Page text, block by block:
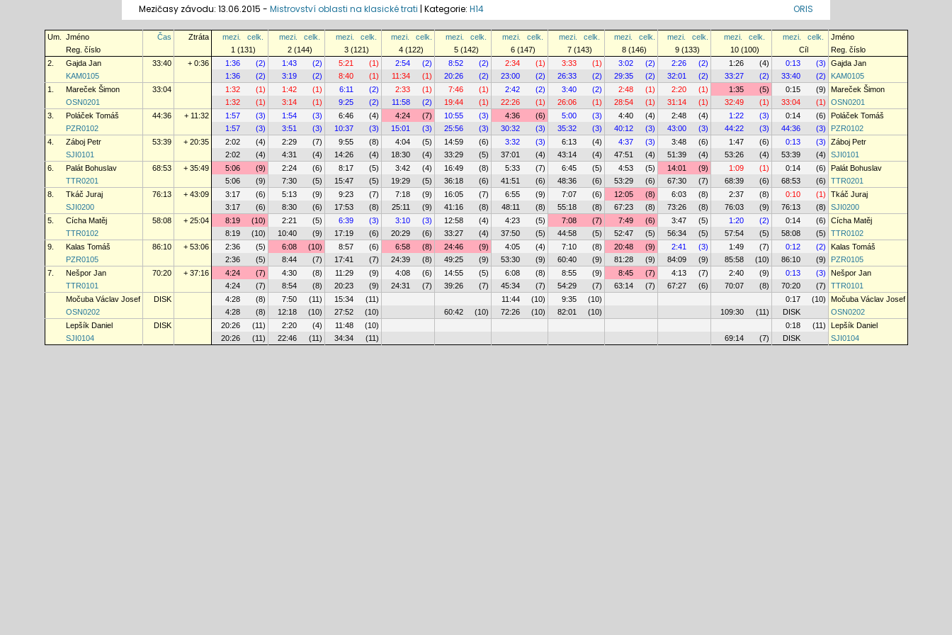
Mezičasy závodu: 13.06.2015 - Mistrovství oblasti na klasické trati | Kategorie: H14 ORIS
Um. Jméno Čas Ztráta mezi. celk. mezi. celk. mezi. celk. mezi. celk. mezi. celk. mezi. celk. mezi. celk. mezi. celk. mezi. celk. mezi. celk. mezi. celk.
Jméno
Reg. číslo
1 (131) 2 (144) 3 (121) 4 (122) 5 (142) 6 (147) 7 (143) 8 (146) 9 (133) 10 (100) Cíl
Reg. číslo
2.
Gajda Jan 33:40 + 0:36 1:36 (2) 1:43 (2) 5:21 (1) 2:54 (2) 8:52 (2) 2:34 (1) 3:33 (1) 3:02 (2) 2:26 (2) 1:26 (4) 0:13 (3)
Gajda Jan
KAM0105
1:36 (2) 3:19 (2) 8:40 (1) 11:34 (1) 20:26 (2) 23:00 (2) 26:33 (2) 29:35 (2) 32:01 (2) 33:27 (2) 33:40 (2)
KAM0105
1.
Mareček Šimon 33:04 1:32 (1) 1:42 (1) 6:11 (2) 2:33 (1) 7:46 (1) 2:42 (2) 3:40 (2) 2:48 (1) 2:20 (1) 1:35 (5) 0:15 (9)
Mareček Šimon
OSN0201
1:32 (1) 3:14 (1) 9:25 (2) 11:58 (2) 19:44 (1) 22:26 (1) 26:06 (1) 28:54 (1) 31:14 (1) 32:49 (1) 33:04 (1)
OSN0201
3.
Poláček Tomáš 44:36 + 11:32 1:57 (3) 1:54 (3) 6:46 (4) 4:24 (7) 10:55 (3) 4:36 (6) 5:00 (3) 4:40 (4) 2:48 (4) 1:22 (3) 0:14 (6)
Poláček Tomáš
PZR0102
1:57 (3) 3:51 (3) 10:37 (3) 15:01 (3) 25:56 (3) 30:32 (3) 35:32 (3) 40:12 (3) 43:00 (3) 44:22 (3) 44:36 (3)
PZR0102
4.
Záboj Petr 53:39 + 20:35 2:02 (4) 2:29 (7) 9:55 (8) 4:04 (5) 14:59 (6) 3:32 (3) 6:13 (4) 4:37 (3) 3:48 (6) 1:47 (6) 0:13 (3)
Záboj Petr
SJI0101
2:02 (4) 4:31 (4) 14:26 (4) 18:30 (4) 33:29 (5) 37:01 (4) 43:14 (4) 47:51 (4) 51:39 (4) 53:26 (4) 53:39 (4)
SJI0101
6.
Palát Bohuslav 68:53 + 35:49 5:06 (9) 2:24 (6) 8:17 (5) 3:42 (4) 16:49 (8) 5:33 (7) 6:45 (5) 4:53 (5) 14:01 (9) 1:09 (1) 0:14 (6)
Palát Bohuslav
TTR0201
5:06 (9) 7:30 (5) 15:47 (5) 19:29 (5) 36:18 (6) 41:51 (6) 48:36 (6) 53:29 (6) 67:30 (7) 68:39 (6) 68:53 (6)
TTR0201
8.
Tkáč Juraj 76:13 + 43:09 3:17 (6) 5:13 (9) 9:23 (7) 7:18 (9) 16:05 (7) 6:55 (9) 7:07 (6) 12:05 (8) 6:03 (8) 2:37 (8) 0:10 (1)
Tkáč Juraj
SJI0200
3:17 (6) 8:30 (6) 17:53 (8) 25:11 (9) 41:16 (8) 48:11 (8) 55:18 (8) 67:23 (8) 73:26 (8) 76:03 (9) 76:13 (8)
SJI0200
5.
Cícha Matěj 58:08 + 25:04 8:19 (10) 2:21 (5) 6:39 (3) 3:10 (3) 12:58 (4) 4:23 (5) 7:08 (7) 7:49 (6) 3:47 (5) 1:20 (2) 0:14 (6)
Cícha Matěj
TTR0102
8:19 (10) 10:40 (9) 17:19 (6) 20:29 (6) 33:27 (4) 37:50 (5) 44:58 (5) 52:47 (5) 56:34 (5) 57:54 (5) 58:08 (5)
TTR0102
9.
Kalas Tomáš 86:10 + 53:06 2:36 (5) 6:08 (10) 8:57 (6) 6:58 (8) 24:46 (9) 4:05 (4) 7:10 (8) 20:48 (9) 2:41 (3) 1:49 (7) 0:12 (2)
Kalas Tomáš
PZR0105
2:36 (5) 8:44 (7) 17:41 (7) 24:39 (8) 49:25 (9) 53:30 (9) 60:40 (9) 81:28 (9) 84:09 (9) 85:58 (10) 86:10 (9)
PZR0105
7.
Nešpor Jan 70:20 + 37:16 4:24 (7) 4:30 (8) 11:29 (9) 4:08 (6) 14:55 (5) 6:08 (8) 8:55 (9) 8:45 (7) 4:13 (7) 2:40 (9) 0:13 (3)
Nešpor Jan
TTR0101
4:24 (7) 8:54 (8) 20:23 (9) 24:31 (7) 39:26 (7) 45:34 (7) 54:29 (7) 63:14 (7) 67:27 (6) 70:07 (8) 70:20 (7)
TTR0101
Močuba Václav Josef
DISK 4:28 (8) 7:50 (11) 15:34 (11) 11:44 (10) 9:35 (10) 0:17 (10)
Močuba Václav Josef
OSN0202
4:28 (8) 12:18 (10) 27:52 (10) 60:42 (10) 72:26 (10) 82:01 (10) 109:30 (11) DISK
OSN0202
Lepšík Daniel
DISK 20:26 (11) 2:20 (4) 11:48 (10) 0:18 (11)
Lepšík Daniel
SJI0104
20:26 (11) 22:46 (11) 34:34 (11) 69:14 (7) DISK SJI0104